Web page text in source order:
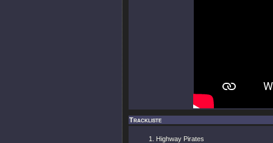
Trackliste
Highway Pirates